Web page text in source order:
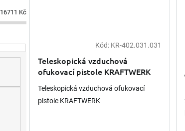
16711 Kč
Kód: KR-402.031.031
Teleskopická vzduchová
ofukovací pistole KRAFTWERK
Teleskopická vzduchová ofukovací
pistole KRAFTWERK